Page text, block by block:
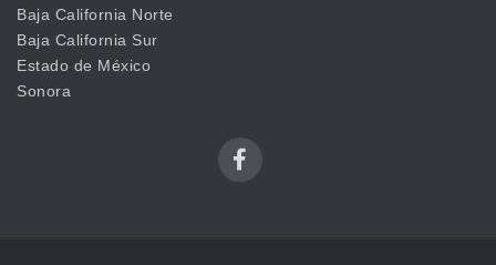
Baja California Norte
Baja California Sur
Estado de México
Sonora